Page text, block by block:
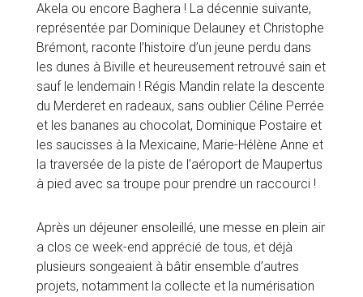
Akela ou encore Baghera ! La décennie suivante,
représentée par Dominique Delauney et Christophe
Brémont, raconte l’histoire d’un jeune perdu dans
les dunes à Biville et heureusement retrouvé sain et
sauf le lendemain ! Régis Mandin relate la descente
du Merderet en radeaux, sans oublier Céline Perrée
et les bananes au chocolat, Dominique Postaire et
les saucisses à la Mexicaine, Marie-Hélène Anne et
la traversée de la piste de l’aéroport de Maupertus
à pied avec sa troupe pour prendre un raccourci !
Après un déjeuner ensoleillé, une messe en plein air
a clos ce week-end apprécié de tous, et déjà
plusieurs songeaient à bâtir ensemble d’autres
projets, notamment la collecte et la numérisation